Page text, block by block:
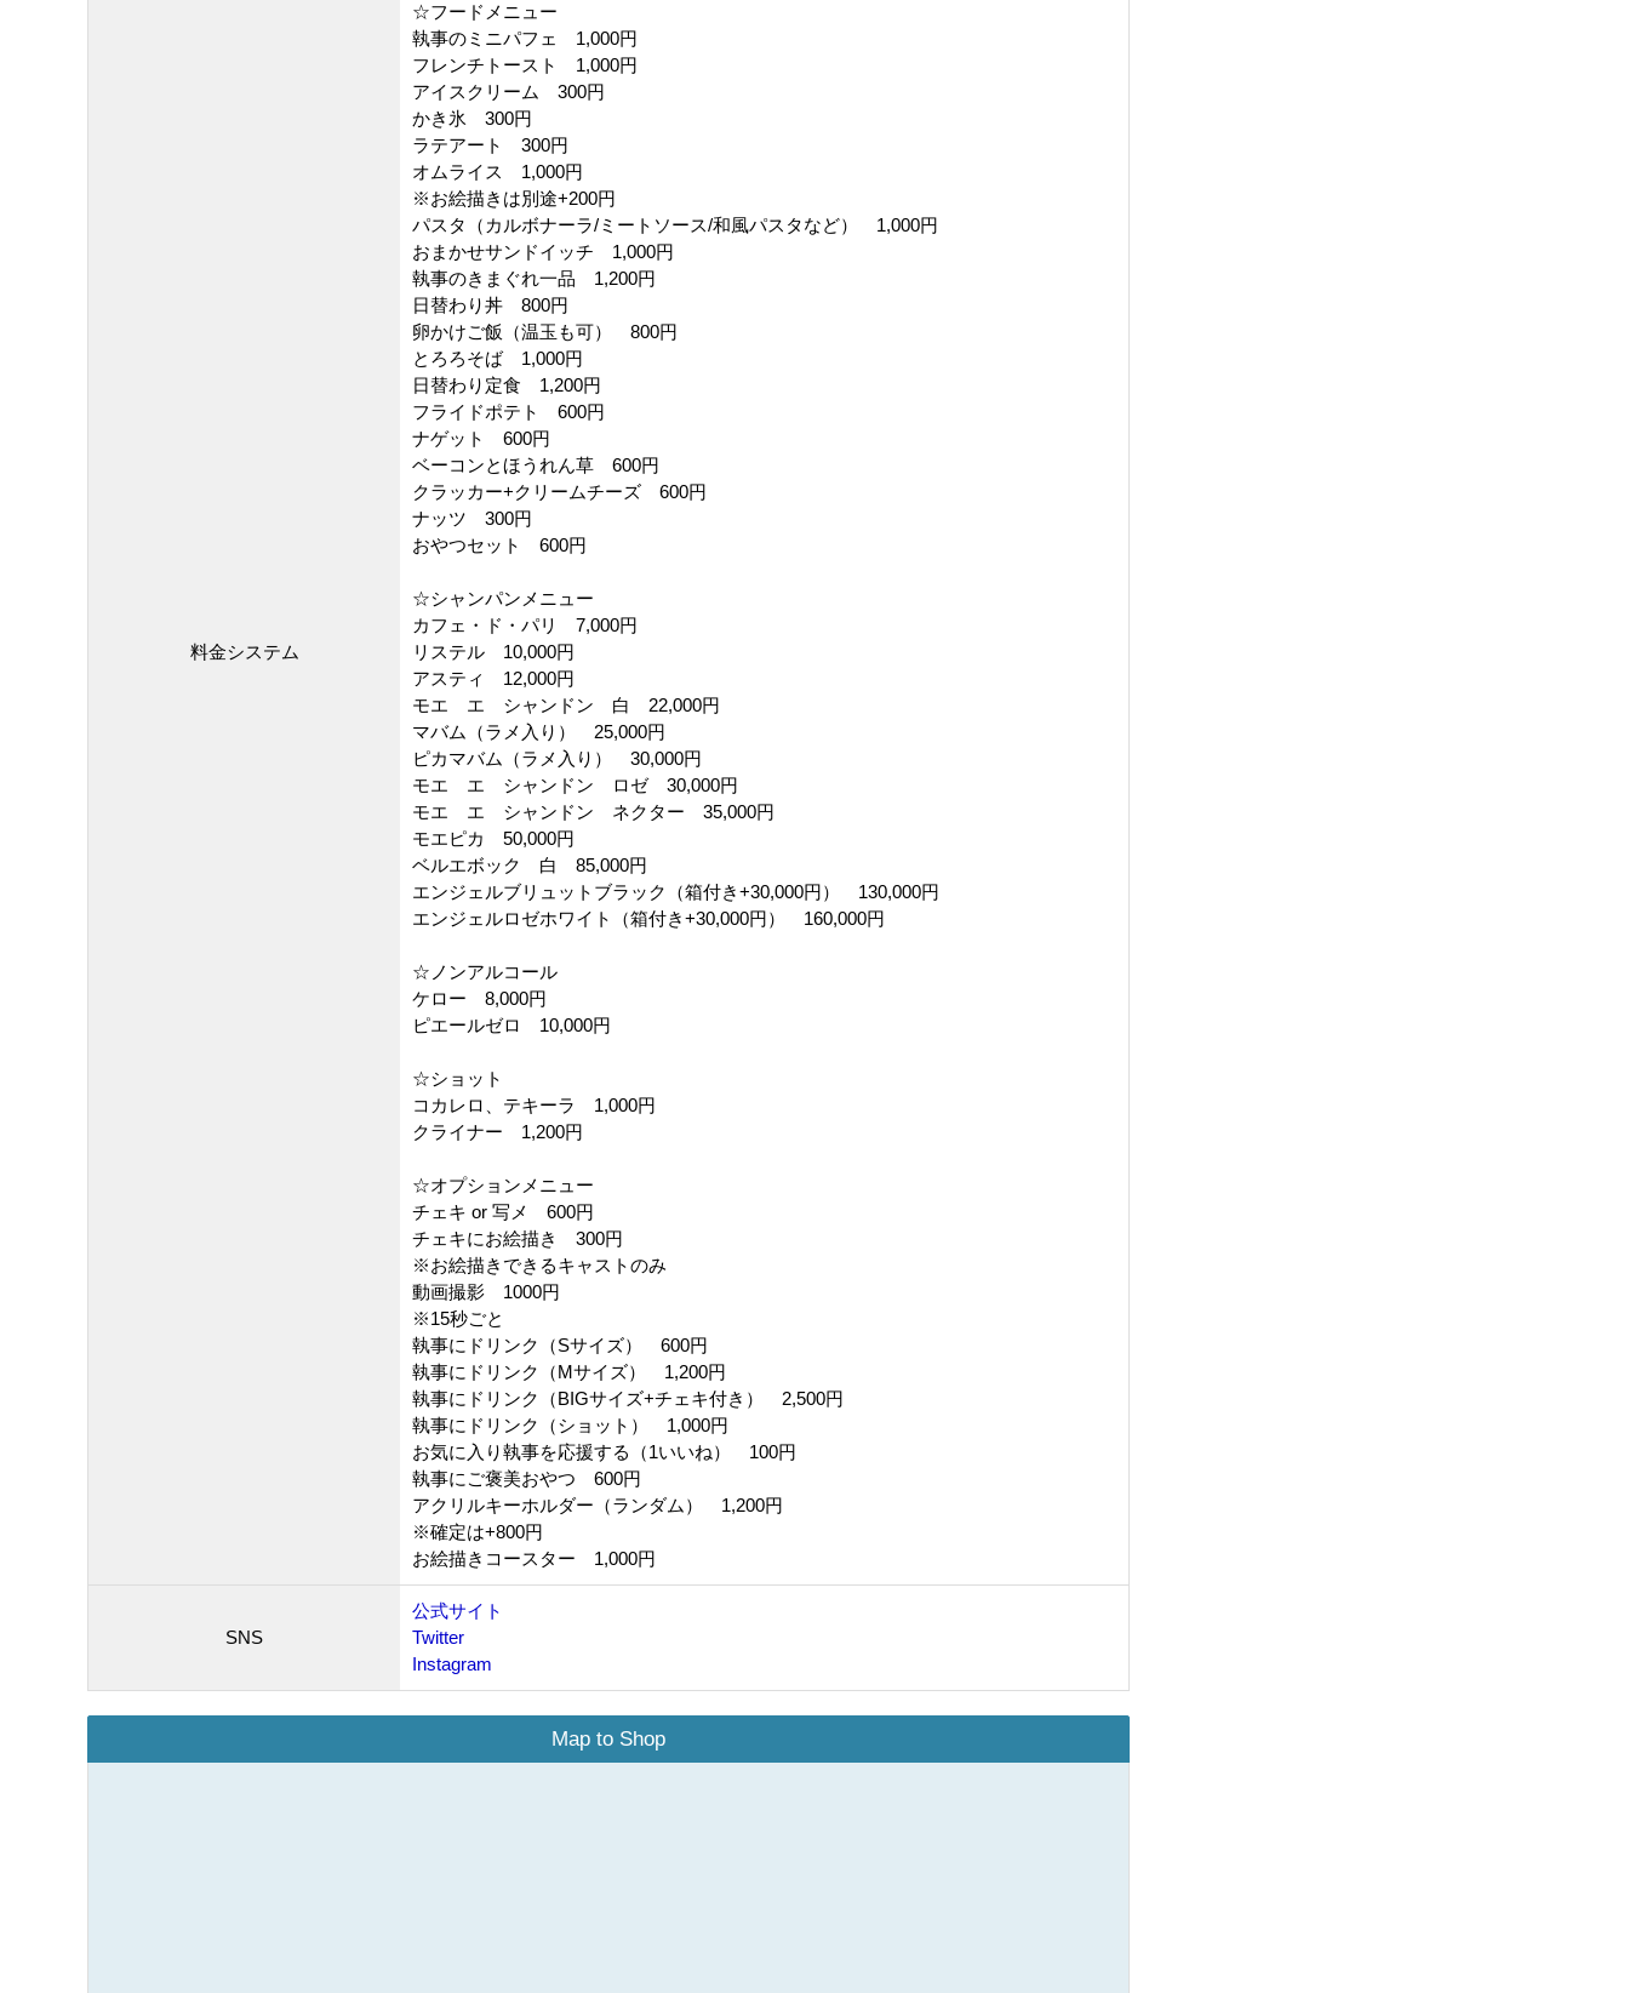
料金システム
☆フードメニュー
執事のミニパフェ 1,000円
フレンチトースト 1,000円
アイスクリーム 300円
かき氷 300円
ラテアート 300円
オムライス 1,000円
※お絵描きは別途+200円
パスタ（カルボナーラ/ミートソース/和風パスタなど） 1,000円
おまかせサンドイッチ 1,000円
執事のきまぐれ一品 1,200円
日替わり丼 800円
卵かけご飯（温玉も可） 800円
とろろそば 1,000円
日替わり定食 1,200円
フライドポテト 600円
ナゲット 600円
ベーコンとほうれん草 600円
クラッカー+クリームチーズ 600円
ナッツ 300円
おやつセット 600円
☆シャンパンメニュー
カフェ・ド・パリ 7,000円
リステル 10,000円
アスティ 12,000円
モエ エ シャンドン 白 22,000円
マバム（ラメ入り） 25,000円
ピカマバム（ラメ入り） 30,000円
モエ エ シャンドン ロゼ 30,000円
モエ エ シャンドン ネクター 35,000円
モエピカ 50,000円
ベルエボック 白 85,000円
エンジェルブリュットブラック（箱付き+30,000円） 130,000円
エンジェルロゼホワイト（箱付き+30,000円） 160,000円
☆ノンアルコール
ケロー 8,000円
ピエールゼロ 10,000円
☆ショット
コカレロ、テキーラ 1,000円
クライナー 1,200円
☆オプションメニュー
チェキ or 写メ 600円
チェキにお絵描き 300円
※お絵描きできるキャストのみ
動画撮影 1000円
※15秒ごと
執事にドリンク（Sサイズ） 600円
執事にドリンク（Mサイズ） 1,200円
執事にドリンク（BIGサイズ+チェキ付き） 2,500円
執事にドリンク（ショット） 1,000円
お気に入り執事を応援する（1いいね） 100円
執事にご褒美おやつ 600円
アクリルキーホルダー（ランダム） 1,200円
※確定は+800円
お絵描きコースター 1,000円
SNS
公式サイト
Twitter
Instagram
Map to Shop